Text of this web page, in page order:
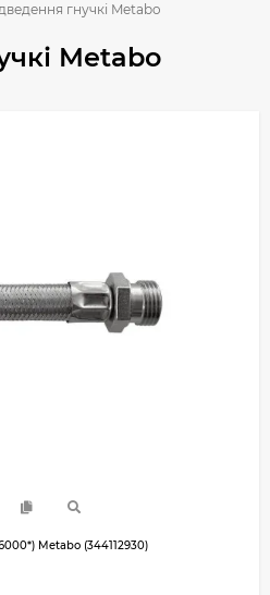
гнучкі Metabo
Metabo
Metabo (344112930)